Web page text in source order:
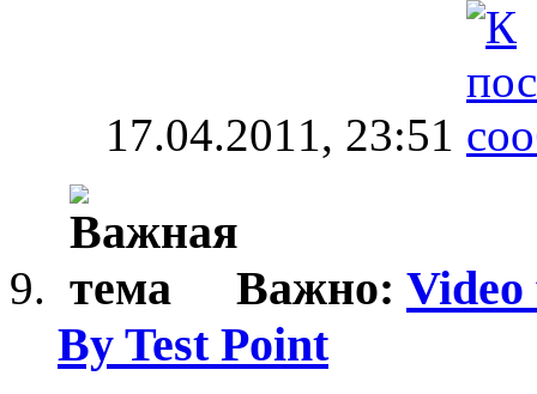
17.04.2011, 23:51
Важно:
By Test Point